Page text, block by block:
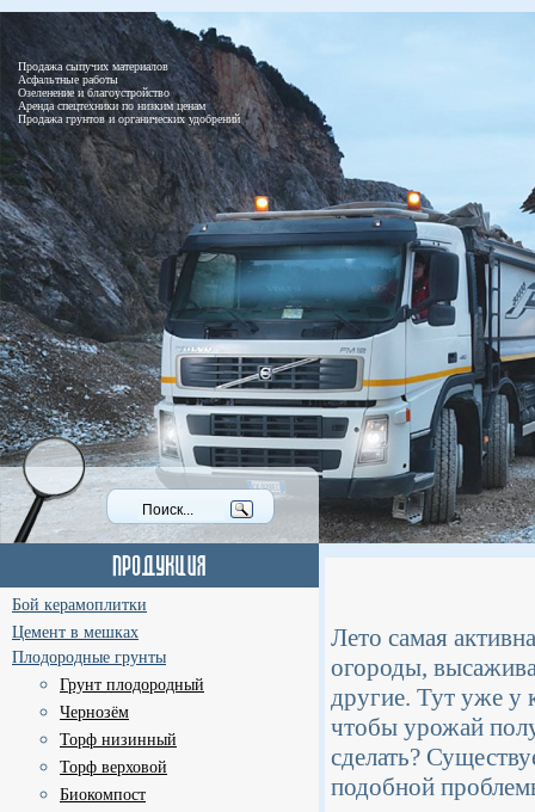
Продажа сыпучих материалов
Асфальтные работы
Озеленение и благоустройство
Аренда спецтехники по низким ценам
Продажа грунтов и органических удобрений
Бой керамоплитки
Цемент в мешках
Плодородные грунты
Грунт плодородный
Чернозём
Торф низинный
Торф верховой
Биокомпост
Лето самая
огороды,
другие. Тут уже у
чтобы урожай
сделать?
подобной